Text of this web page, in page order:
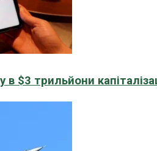
$3 трильйони